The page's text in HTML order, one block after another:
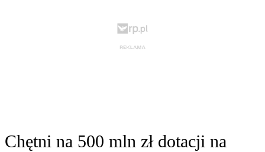
Chętni na 500 mln zł dotacji na